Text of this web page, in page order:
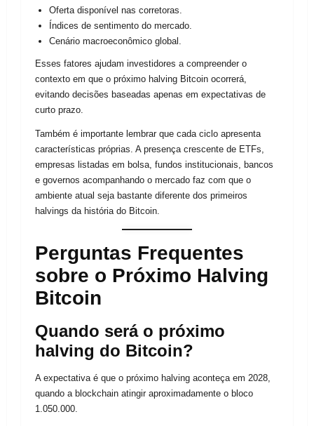
Oferta disponível nas corretoras.
Índices de sentimento do mercado.
Cenário macroeconômico global.
Esses fatores ajudam investidores a compreender o
contexto em que o próximo halving Bitcoin ocorrerá,
evitando decisões baseadas apenas em expectativas de
curto prazo.
Também é importante lembrar que cada ciclo apresenta
características próprias. A presença crescente de ETFs,
empresas listadas em bolsa, fundos institucionais, bancos
e governos acompanhando o mercado faz com que o
ambiente atual seja bastante diferente dos primeiros
halvings da história do Bitcoin.
Perguntas Frequentes
sobre o Próximo Halving
Bitcoin
Quando será o próximo
halving do Bitcoin?
A expectativa é que o próximo halving aconteça em 2028,
quando a blockchain atingir aproximadamente o bloco
1.050.000.